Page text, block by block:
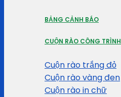
BẢNG CẢNH BÁO
CUỘN RÀO CÔNG TRÌNH
Cuộn rào trắng đỏ
Cuộn rào vàng đen
Cuộn rào in chữ